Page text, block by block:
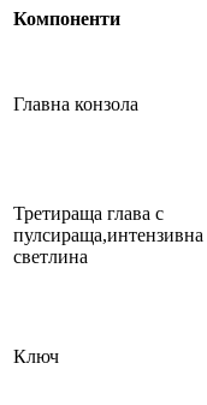
Компоненти
Главна конзола
Третираща глава с
пулсираща,интензивна
светлина
Ключ